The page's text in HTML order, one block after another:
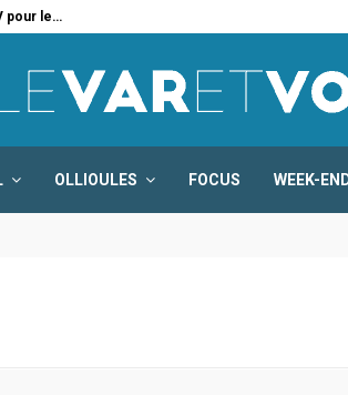
pour le…
OLLIOULES FOCUS WEEK-